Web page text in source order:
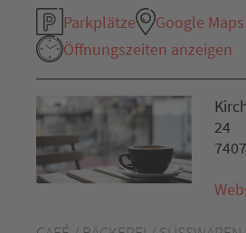
Parkplätze
Google Maps
Öffnungszeiten anzeigen
24